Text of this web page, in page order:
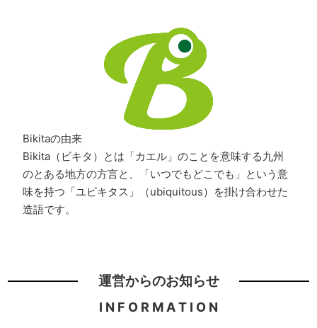
Bikitaの由来
Bikita（ビキタ）とは「カエル」のことを意味する九州
のとある地方の方言と、「いつでもどこでも」という意
味を持つ「ユビキタス」（ubiquitous）を掛け合わせた
造語です。
運営からのお知らせ
I N F O R M A T I O N